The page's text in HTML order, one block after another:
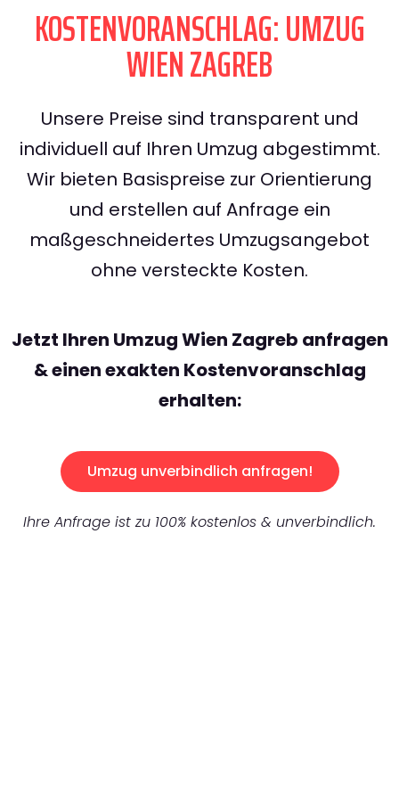
KOSTENVORANSCHLAG: UMZUG
WIEN ZAGREB
Unsere Preise sind transparent und
individuell auf Ihren Umzug abgestimmt.
Wir bieten Basispreise zur Orientierung
und erstellen auf Anfrage ein
maßgeschneidertes Umzugsangebot
ohne versteckte Kosten.
Jetzt Ihren Umzug Wien Zagreb anfragen
& einen exakten Kostenvoranschlag
erhalten:
Umzug unverbindlich anfragen!
Ihre Anfrage ist zu 100% kostenlos & unverbindlich.